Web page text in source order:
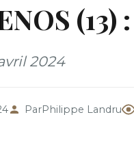
2024
ParPhilippe Landru